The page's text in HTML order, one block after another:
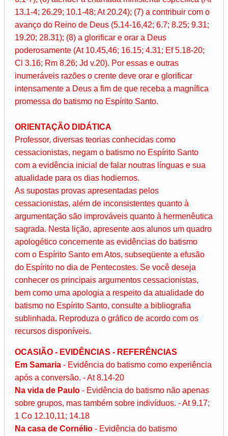
13.1-4; 26.29; 10.1-48; At 20.24); (7) a contribuir com o
avanço do Reino de Deus (5.14-16,42; 6.7; 8.25; 9.31;
19.20; 28.31); (8) a glorificar e orar a Deus
poderosamente (At 10.45,46; 16.15; 4.31; Ef 5.18-20;
Cl 3.16; Rm 8.26; Jd v.20). Por essas e outras
inumeráveis razões o crente deve orar e glorificar
intensamente a Deus a fim de que receba a magnífica
promessa do batismo no Espírito Santo.
ORIENTAÇÃO DIDÁTICA
Professor, diversas teorias conhecidas como
cessacionistas, negam o batismo no Espírito Santo
com a evidência inicial de falar noutras línguas e sua
atualidade para os dias hodiernos.
As supostas provas apresentadas pelos
cessacionistas, além de inconsistentes quanto à
argumentação são improváveis quanto à hermenêutica
sagrada. Nesta lição, apresente aos alunos um quadro
apologético concernente as evidências do batismo
com o Espírito Santo em Atos, subseqüente a efusão
do Espírito no dia de Pentecostes. Se você deseja
conhecer os principais argumentos cessacionistas,
bem como uma apologia a respeito da atualidade do
batismo no Espírito Santo, consulte a bibliografia
sublinhada. Reproduza o gráfico de acordo com os
recursos disponíveis.
OCASIÃO - EVIDÊNCIAS - REFERÊNCIAS
Em Samaria - Evidência do batismo como experiência
após a conversão. - At 8.14-20
Na vida de Paulo - Evidência do batismo não apenas
sobre grupos, mas também sobre indivíduos. - At 9.17;
1 Co 12.10,11; 14.18
Na casa de Cornélio - Evidência do batismo